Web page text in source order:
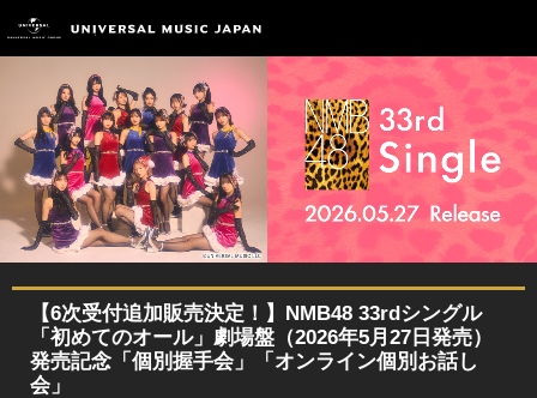
【6次受付追加販売決定！】NMB48 33rdシングル
「初めてのオール」劇場盤（2026年5月27日発売）
発売記念「個別握手会」「オンライン個別お話し
会」